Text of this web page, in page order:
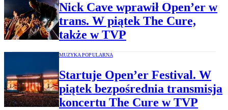
Nick Cave wprawił Open’er w
trans. W piątek The Cure,
także w TVP
MUZYKA POPULARNA
Startuje Open’er Festival. W
piątek bezpośrednia transmisja
koncertu The Cure w TVP